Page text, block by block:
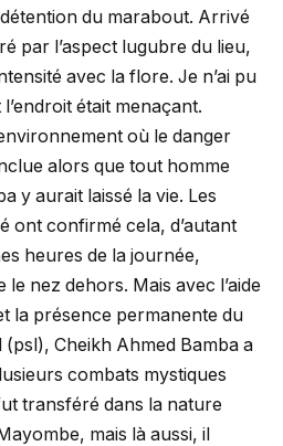
du marabout. Arrivé
par l’aspect lugubre du lieu,
avec la flore. Je n’ai pu
était menaçant.
où le danger
alors que tout homme
y aurait laissé la vie. Les
ont confirmé cela, d’autant
heures de la journée,
le nez dehors. Mais avec l’aide
la présence permanente du
Cheikh Ahmed Bamba a
combats mystiques
transféré dans la nature
mais là aussi, il